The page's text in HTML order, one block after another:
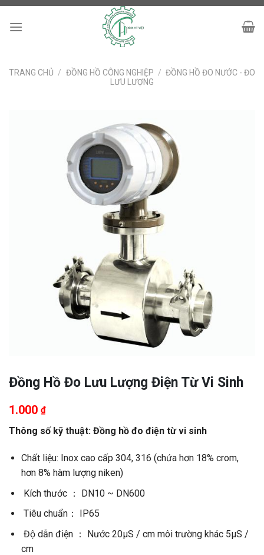
Skip
TRANG CHỦ / ĐỒNG HỒ CÔNG NGHIỆP / ĐỒNG HỒ ĐO NƯỚC - ĐO
LƯU LƯỢNG
Đồng Hồ Đo Lưu Lượng Điện Từ Vi Sinh
1.000 ₫
Thông số kỹ thuật: Đồng hồ đo điện từ vi sinh
Chất liệu: Inox cao cấp 304, 316 (chứa hơn 18% crom,
hơn 8% hàm lượng niken)
Kích thước ： DN10 ~ DN600
Tiêu chuẩn： IP65
Độ dẫn điện ： Nước 20μS / cm môi trường khác 5μS /
cm